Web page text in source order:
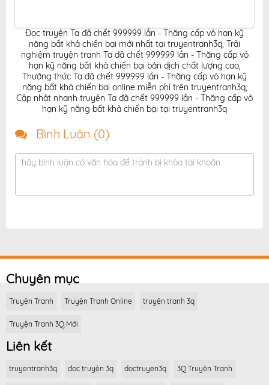
Đọc truyện Ta đã chết 999999 lần - Thăng cấp vô hạn kỹ
năng bất khả chiến bại mới nhất tại truyentranh3q, Trải
nghiệm truyện tranh Ta đã chết 999999 lần - Thăng cấp vô
hạn kỹ năng bất khả chiến bại bản dịch chất lượng cao,
Thưởng thức Ta đã chết 999999 lần - Thăng cấp vô hạn kỹ
năng bất khả chiến bại online miễn phí trên truyentranh3q,
Cập nhật nhanh truyện Ta đã chết 999999 lần - Thăng cấp vô
hạn kỹ năng bất khả chiến bại tại truyentranh3q
Bình Luận (0)
hãy bình luận có văn hóa để tránh bị khóa tài khoản
Chuyên mục
Truyện Tranh Truyện Tranh Online truyện tranh 3q
Truyện Tranh 3Q Mới
Liên kết
truyentranh3q đọc truyện 3q doctruyen3q 3Q Truyện Tranh